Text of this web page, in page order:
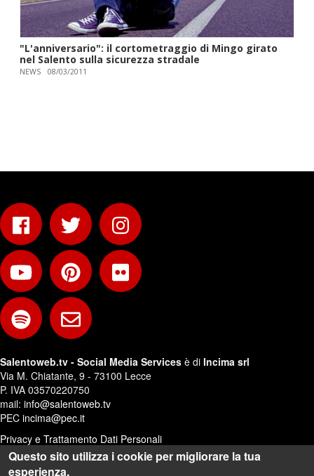
"L'anniversario": il cortometraggio di Mingo girato
nel Salento sulla sicurezza stradale
NEWS 08/03/2011
Salentoweb.tv - Social Media Services è di Incima srl
Via M. Chiatante, 9 - 73100 Lecce
P. IVA 03570220750
mail: info@salentoweb.tv
PEC incima@pec.it
Privacy e Trattamento Dati Personali
Web Design:Andrea Riezzo
Questo sito utilizza i cookie per migliorare la tua
esperienza.